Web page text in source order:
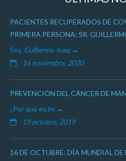
PACIENTES RECUPERADOS DE
PRIMERA PERSONA: SR.
Soy Guillermo Joaq
16 noviembre, 2020
PREVENCIÓN DEL CÁNCER DE
¿Por qué es im
19 octubre, 2019
16 DE OCTUBRE: DÍA MUNDIAL